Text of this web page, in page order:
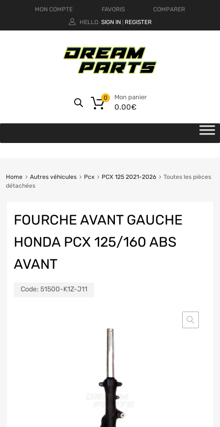
MON COMPTE FAVORIS
COMPARER
HELLO. SIGN IN REGISTER
Mon panier
0.00€
0
Home Autres véhicules Pcx PCX 125 2021-2026
Toutes les pièces
détachées
FOURCHE AVANT GAUCHE
HONDA PCX 125/160 ABS
AVANT
Code: 51500-K1Z-J11